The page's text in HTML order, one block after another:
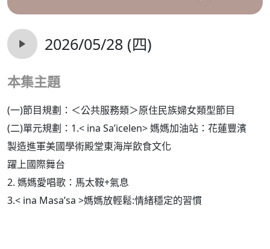
2026/05/28 (四)
本集主題
(一)節目規劃：＜公共服務類＞原住民族婦女類型節目
(二)單元規劃：1.< ina Sa’icelen> 媽媽加油站：花蓮豐濱
製造進軍美國學術殿堂東海岸飲食文化
躍上國際舞台
2. 媽媽愛唱歌：馬太鞍+氣息
3.< ina Masa’sa >媽媽放輕鬆:情緒穩定的習慣